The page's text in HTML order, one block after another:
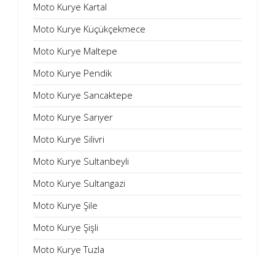
Moto Kurye Kartal
Moto Kurye Küçükçekmece
Moto Kurye Maltepe
Moto Kurye Pendik
Moto Kurye Sancaktepe
Moto Kurye Sarıyer
Moto Kurye Silivri
Moto Kurye Sultanbeyli
Moto Kurye Sultangazi
Moto Kurye Şile
Moto Kurye Şişli
Moto Kurye Tuzla